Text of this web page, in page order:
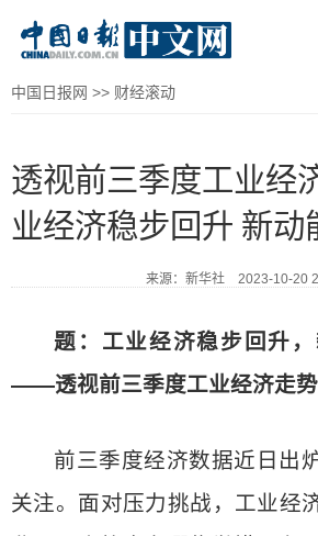
中国日报网 >> 财经滚动
透视前三季度工业经
业经济稳步回升 新动
来源：新华社 2023-10-20
题：工业经济稳步回升
——透视前三季度工业经济走势
前三季度经济数据近日出
关注。面对压力挑战，工业经